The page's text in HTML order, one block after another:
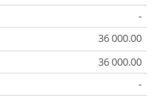
-
36 000.00
36 000.00
-